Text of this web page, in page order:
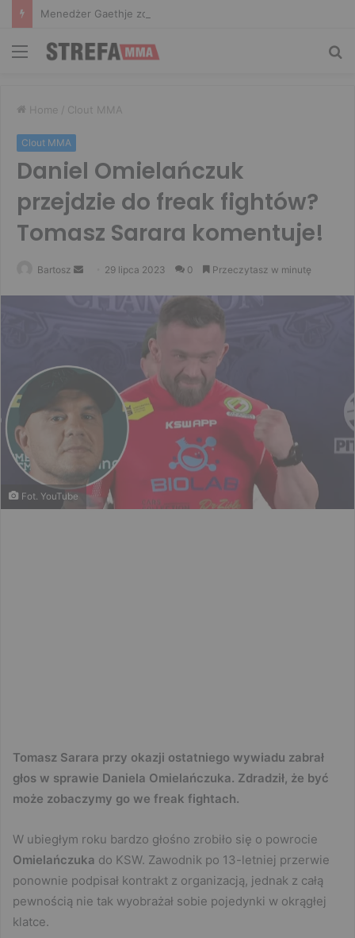
Menu
Home / Clout MMA
Clout MMA
Daniel Omielańczuk
przejdzie do freak fightów?
Tomasz Sarara komentuje!
Bartosz
Send 29 lipca 2023 0 Przeczytasz w minutę
Fot. YouTube
Tomasz Sarara przy okazji ostatniego wywiadu zabrał
głos w sprawie Daniela Omielańczuka. Zdradził, że być
może zobaczymy go we freak fightach.
W ubiegłym roku bardzo głośno zrobiło się o powrocie
Omielańczuka do KSW. Zawodnik po 13-letniej przerwie
ponownie podpisał kontrakt z organizacją, jednak z całą
pewnością nie tak wyobrażał sobie pojedynki w okrągłej
klatce.